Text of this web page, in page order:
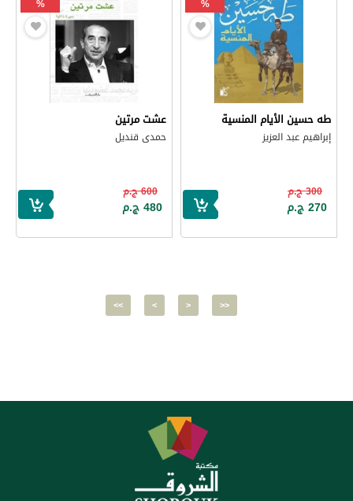
%
طه حسين الأيام المنسية
إبراهيم عبد العزيز
300 ج.م
270 ج.م
%
عشت مرتين
حمدى قنديل
600 ج.م
480 ج.م
<< < > >>